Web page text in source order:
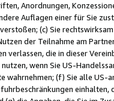
Anordnungen,
Auflagen einer für Sie
(c) Sie
der Teilnahme am
verlassen, die in dieser
wenn Sie US-
wahrnehmen; (f) Sie alle